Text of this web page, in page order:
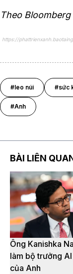
Theo Bloomberg
https://
#leo núi #sức
#Anh
BÀI LIÊN
Ông Kanishka
làm bộ trưởng
của Anh